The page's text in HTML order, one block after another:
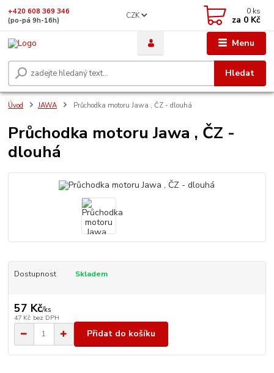
Menu
CZK
Hledat
+420 608 369 346
(po-pá 9h-16h)
0 ks
za 0 Kč
Úvod JAWA Průchodka motoru Jawa , ČZ - dlouhá
Průchodka motoru Jawa , ČZ -
dlouhá
Dostupnost Skladem
57 Kč/ks
47 Kč bez DPH
Přidat do košíku